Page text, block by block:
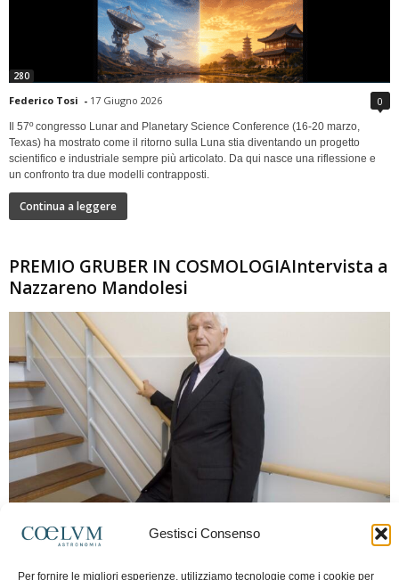
Gestisci Consenso
Per fornire le migliori esperienze, utilizziamo tecnologie come i cookie per
280
Federico Tosi - 17 Giugno 2026 0
Il 57º congresso Lunar and Planetary Science Conference (16-20 marzo,
Texas) ha mostrato come il ritorno sulla Luna stia diventando un progetto
scientifico e industriale sempre più articolato. Da qui nasce una riflessione e
un confronto tra due modelli contrapposti.
Continua a leggere
PREMIO GRUBER IN COSMOLOGIAIntervista a
Nazzareno Mandolesi
Frida Paolella - 16 Giugno 2026 0
spaziale europea e della missione Planck. Il dialogo ripercorre i principali